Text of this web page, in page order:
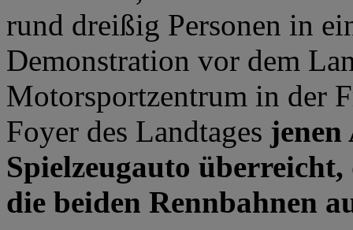
rund dreißig Personen in
Demonstration vor dem
Motorsportzentrum in der
Foyer des Landtages jenen
Spielzeugauto
die beiden Rennbahnen